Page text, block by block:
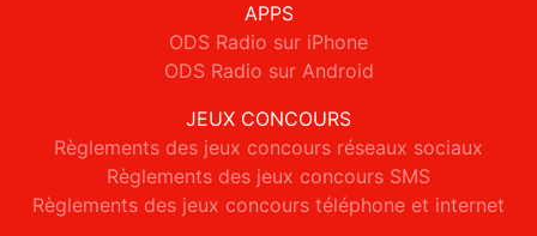
APPS
ODS Radio sur iPhone
ODS Radio sur Android
JEUX CONCOURS
Règlements des jeux concours réseaux sociaux
Règlements des jeux concours SMS
Règlements des jeux concours téléphone et internet